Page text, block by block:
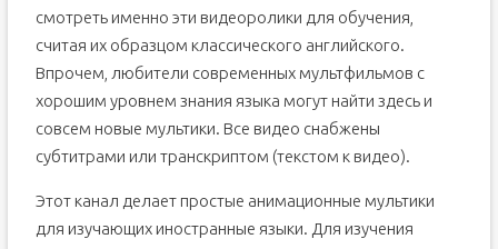
смотреть именно эти видеоролики для обучения,
считая их образцом классического английского.
Впрочем, любители современных мультфильмов с
хорошим уровнем знания языка могут найти здесь и
совсем новые мультики. Все видео снабжены
субтитрами или транскриптом (текстом к видео).
Этот канал делает простые анимационные мультики
для изучающих иностранные языки. Для изучения